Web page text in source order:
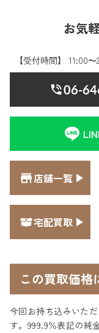
お気
【受付時間】 11:00
06-
店舗一覧
宅配買取
この買取価格
今回お持ち込みいた
す。999.9％表記の純